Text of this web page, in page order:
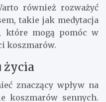
również rozważyć
takie jak medytacja
które mogą pomóc w
koszmarów.
życia
znaczący wpływ na
koszmarów sennych.